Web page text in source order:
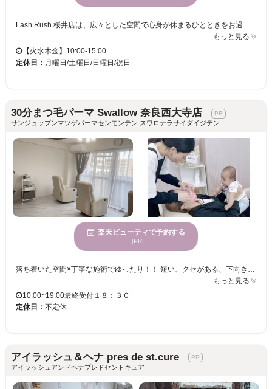
Lash Rush 桜井店は、広々とした空間で心身が休まるひとときをお過ごしいただけます。駐車場も完備しておりますので、お車でのお越しも便利です。若い方々から支持を得ているLash Rush 桜井店は、あなただけの魅力を最大限に引き出すマンツーマンの対応で、理想の自分に近づくお手伝いをいたします。この穏やかな雰囲気の中で、心身ともにリフレッシュし、新しい自分を発見してみませんか。お客様に寄り添いながら、お手頃価格で気軽に彩り豊かなまつげを楽しんでいただけます。皆様のご来店を心よりお待ちしております。
もっと見る
【火水木金】10:00-15:00
定休日： 月曜日/土曜日/日曜日/祝日
30分まつ毛パーマ Swallow 奈良西大寺店
サンジュップンマツゲパーマセンモンテン スワロナラサイダイジテン
楽天ビューティで予約する
[PR]
もっと見る
10:00~19:00最終受付１８：３０
定休日： 不定休
アイラッシュ＆ヘナ pres de st.cure
アイラッシュアンドヘナプレドセントキュア